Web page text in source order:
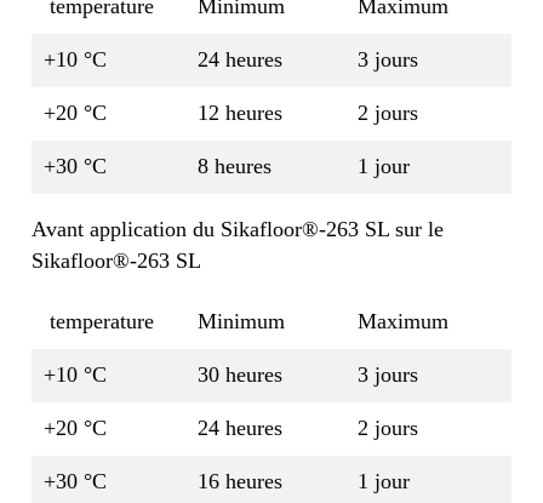
temperature Minimum Maximum
+10 °C 24 heures 3 jours
+20 °C 12 heures 2 jours
+30 °C 8 heures 1 jour
Avant application du Sikafloor®-263 SL sur le
Sikafloor®-263 SL
temperature Minimum Maximum
+10 °C 30 heures 3 jours
+20 °C 24 heures 2 jours
+30 °C 16 heures
1 jour